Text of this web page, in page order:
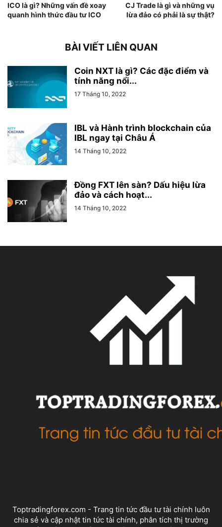
ICO là gì? Những vấn đề xoay
quanh hình thức đầu tư ICO
CJ Trade là gì và những vụ
lừa đảo có phải là sự thật?
BÀI VIẾT LIÊN QUAN
Coin NXT là gì? Các đặc điểm và
tính năng nổi...
17 Tháng 10, 2022
IBL và Hành trình blockchain của
IBL ngay tại Châu Á
14 Tháng 10, 2022
Đồng FXT lên sàn? Dấu hiệu lừa
đảo và cách hoạt...
14 Tháng 10, 2022
Toptradingforex.com - Trang tin tức đầu tư tài chính luôn
chia sẻ và cập nhật tin tức tài chính, phân tích thị trường